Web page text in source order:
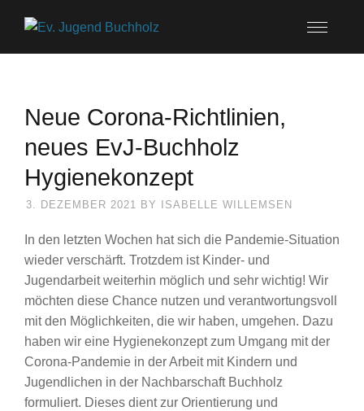
Neue Corona-Richtlinien,
neues EvJ-Buchholz
Hygienekonzept
3. DEZEMBER 2021 BY ISABELLE WILLEMSEN
In den letzten Wochen hat sich die Pandemie-Situation
wieder verschärft. Trotzdem ist Kinder- und
Jugendarbeit weiterhin möglich und sehr wichtig! Wir
möchten diese Chance nutzen und verantwortungsvoll
mit den Möglichkeiten, die wir haben, umgehen. Dazu
haben wir eine Hygienekonzept zum Umgang mit der
Corona-Pandemie in der Arbeit mit Kindern und
Jugendlichen in der Nachbarschaft Buchholz
formuliert. Dieses dient zur Orientierung und